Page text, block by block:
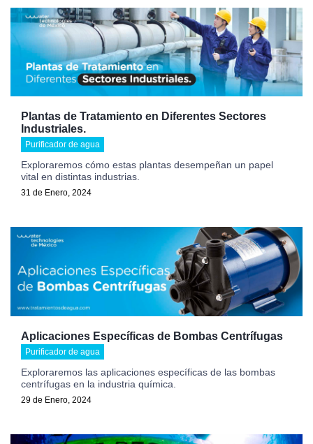
Plantas de Tratamiento en Diferentes Sectores
Industriales.
Purificador de agua
Exploraremos cómo estas plantas desempeñan un papel
vital en distintas industrias.
31 de Enero, 2024
Aplicaciones Específicas de Bombas Centrífugas
Purificador de agua
Exploraremos las aplicaciones específicas de las bombas
centrífugas en la industria química.
29 de Enero, 2024